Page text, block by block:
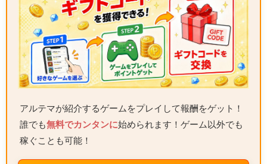
アルテマが紹介するゲームをプレイして報酬をゲット！
誰でも無料でカンタンに始められます！ゲーム以外でも
稼ぐことも可能！